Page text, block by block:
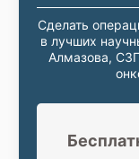
Сделать
в лучших
Алмазова,